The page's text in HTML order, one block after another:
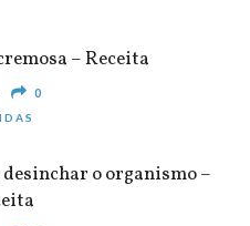
– Receita
0
o organismo –